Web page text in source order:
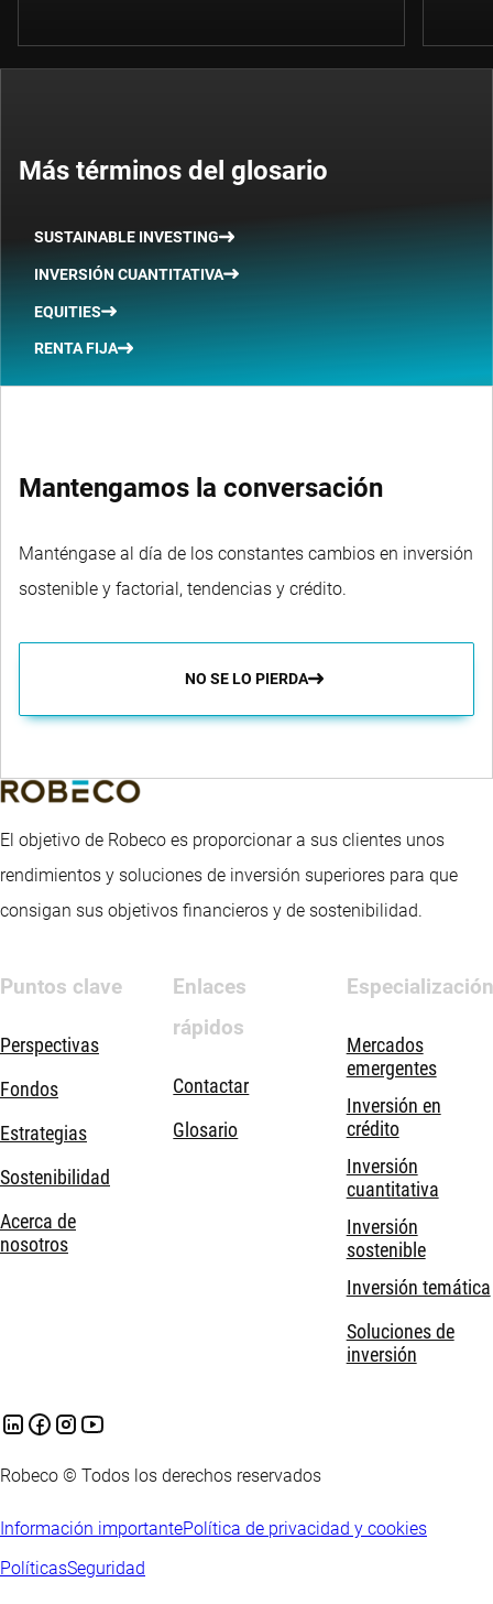
Más términos del glosario
SUSTAINABLE INVESTING
INVERSIÓN CUANTITATIVA
EQUITIES
RENTA FIJA
Mantengamos la conversación
Manténgase al día de los constantes cambios en inversión
sostenible y factorial, tendencias y crédito.
NO SE LO PIERDA
El objetivo de Robeco es proporcionar a sus clientes unos
rendimientos y soluciones de inversión superiores para que
consigan sus objetivos financieros y de sostenibilidad.
Puntos clave
Perspectivas
Fondos
Estrategias
Sostenibilidad
Acerca de
nosotros
Enlaces
rápidos
Contactar
Glosario
Especialización
Mercados
emergentes
Inversión en
crédito
Inversión
cuantitativa
Inversión
sostenible
Inversión temática
Soluciones de
inversión
Robeco © Todos los derechos reservados
Información importantePolítica de privacidad y cookies
PolíticasSeguridad